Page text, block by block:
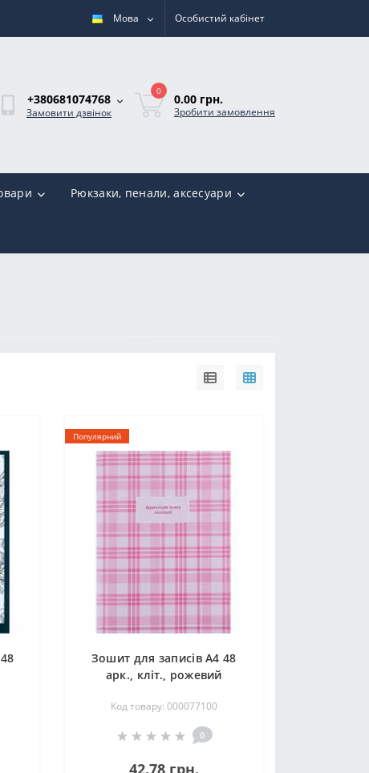
Мова Особистий кабінет
+380681074768
Замовити дзвінок
0
0.00 грн.
Зробити замовлення
Рюкзаки, пенали, аксесуари
Популярний
Зошит для записів А4 48
арк., кліт., рожевий
Код товару: 000077100
0
42.78 грн.